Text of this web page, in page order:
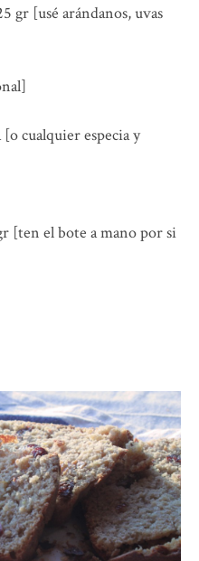
gr [usé arándanos, uvas
cualquier especia y
[ten el bote a mano por si